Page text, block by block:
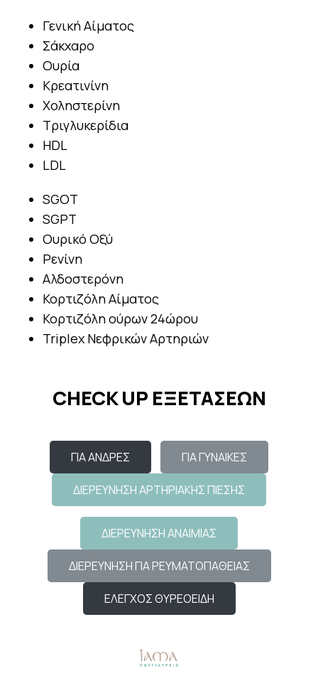
Γενική Αίματος
Σάκχαρο
Ουρία
Κρεατινίνη
Χοληστερίνη
Τριγλυκερίδια
HDL
LDL
SGOT
SGPT
Ουρικό Οξύ
Ρενίνη
Αλδοστερόνη
Κορτιζόλη Αίματος
Κορτιζόλη ούρων 24ώρου
Triplex Νεφρικών Αρτηριών
CHECK UP ΕΞΕΤΑΣΕΩΝ
ΓΙΑ ΑΝΔΡΕΣ ΓΙΑ ΓΥΝΑΙΚΕΣ
ΔΙΕΡΕΥΝΗΣΗ ΑΡΤΗΡΙΑΚΗΣ ΠΙΕΣΗΣ
ΔΙΕΡΕΥΝΗΣΗ ΑΝΑΙΜΙΑΣ
ΔΙΕΡΕΥΝΗΣΗ ΓΙΑ ΡΕΥΜΑΤΟΠΑΘΕΙΑΣ
ΕΛΕΓΧΟΣ ΘΥΡΕΟΕΙΔΗ